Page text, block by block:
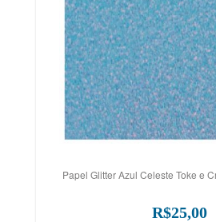
Papel Glitter Azul Celeste Toke e
R$25,00